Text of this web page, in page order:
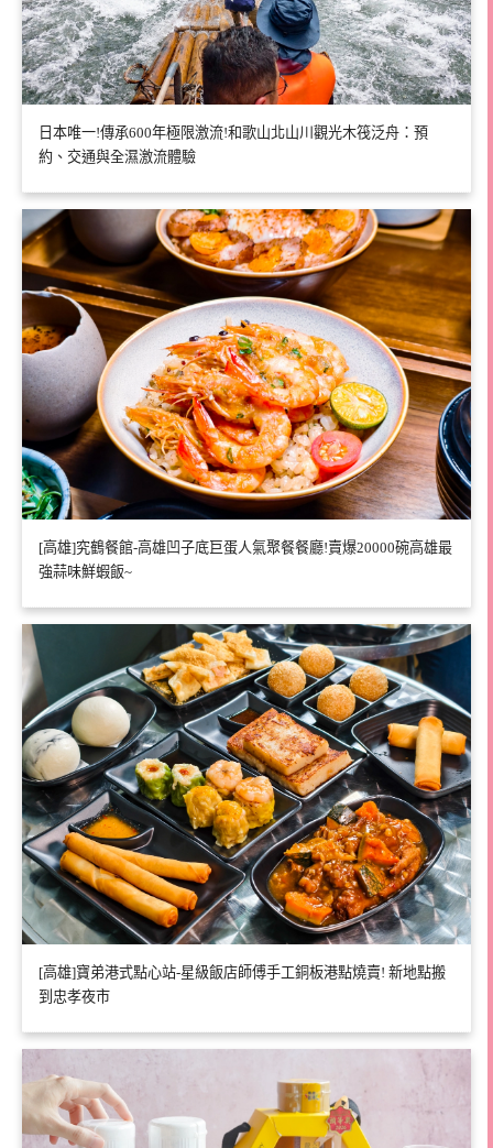
日本唯一!傳承600年極限激流!和歌山北山川觀光木筏泛舟：預
約、交通與全濕激流體驗
[高雄]究鶴餐館-高雄凹子底巨蛋人氣聚餐餐廳!賣爆20000碗高雄最
強蒜味鮮蝦飯~
[高雄]寶弟港式點心站-星級飯店師傅手工銅板港點燒賣! 新地點搬
到忠孝夜市